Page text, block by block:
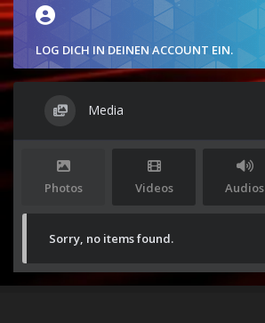
LOG DICH IN DEINEN ACCOUNT EIN.
Media
Photos Videos Audios
Sorry, no items found.